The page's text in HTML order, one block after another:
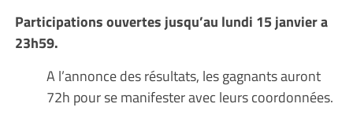
Participations ouvertes jusqu’au lundi 15 janvier a
23h59.
A l’annonce des résultats, les gagnants auront
72h pour se manifester avec leurs coordonnées.